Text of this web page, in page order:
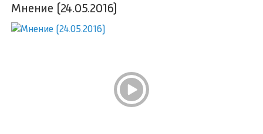
Мнение (24.05.2016)